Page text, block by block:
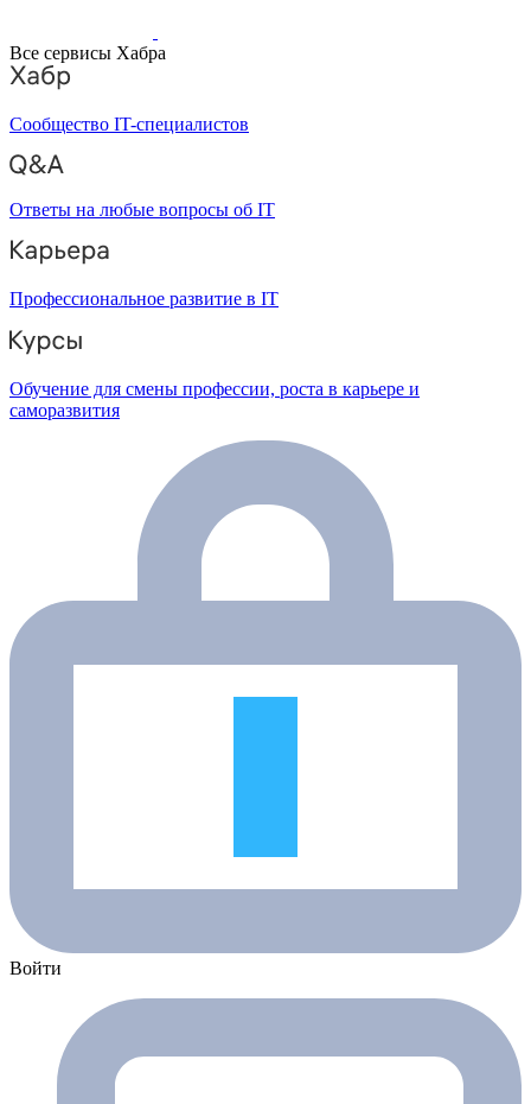
Все сервисы Хабра
Сообщество IT-специалистов
Ответы на любые вопросы об IT
Профессиональное развитие в IT
Обучение для смены профессии, роста в карьере и
саморазвития
Войти